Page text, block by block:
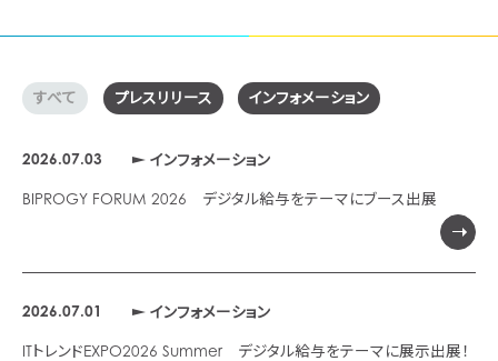
すべて プレスリリース インフォメーション
2026.07.03 インフォメーション
BIPROGY FORUM 2026 デジタル給与をテーマにブース出展
2026.07.01 インフォメーション
ITトレンドEXPO2026 Summer デジタル給与をテーマに展示出展！